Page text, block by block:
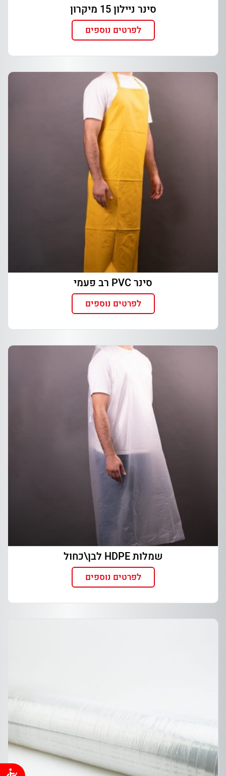
סינר ניילון 15 מיקרון
לפרטים נוספים
סינר PVC רב פעמי
לפרטים נוספים
שמלות HDPE לבן\כחול
לפרטים נוספים